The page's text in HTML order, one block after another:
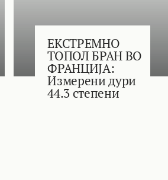
ЕКСТРЕМНО
ТОПОЛ БРАН ВО
ФРАНЦИЈА:
Измерени дури
44.3 степени